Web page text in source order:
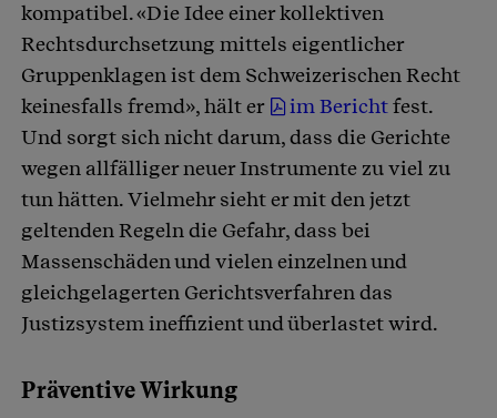
kompatibel. «Die Idee einer kollektiven
Rechtsdurchsetzung mittels eigentlicher
Gruppenklagen ist dem Schweizerischen Recht
keinesfalls fremd», hält er
im Berichtfest.
Und sorgt sich nicht darum, dass die Gerichte
wegen allfälliger neuer Instrumente zu viel zu
tun hätten. Vielmehr sieht er mit den jetzt
geltenden Regeln die Gefahr, dass bei
Massenschäden und vielen einzelnen und
gleichgelagerten Gerichtsverfahren das
Justizsystem ineffizient und überlastet wird.
Präventive Wirkung